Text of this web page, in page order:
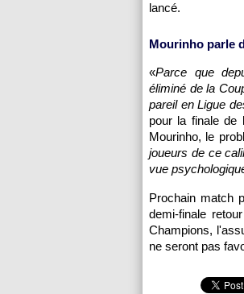
lancé.
Mourinho parle
«Parce que
éliminé de la
pareil en Ligue
pour la finale de
Mourinho, le
joueurs de ce
vue
Prochain match
demi-finale
Champions,
ne seront pas